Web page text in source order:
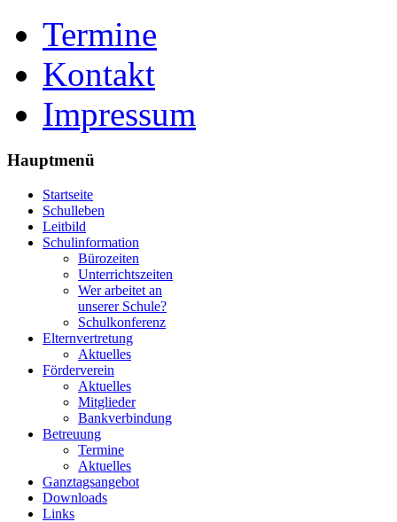
Termine
Kontakt
Impressum
Hauptmenü
Startseite
Schulleben
Leitbild
Schulinformation
Bürozeiten
Unterrichtszeiten
Wer arbeitet an
unserer Schule?
Schulkonferenz
Elternvertretung
Aktuelles
Förderverein
Aktuelles
Mitglieder
Bankverbindung
Betreuung
Termine
Aktuelles
Ganztagsangebot
Downloads
Links